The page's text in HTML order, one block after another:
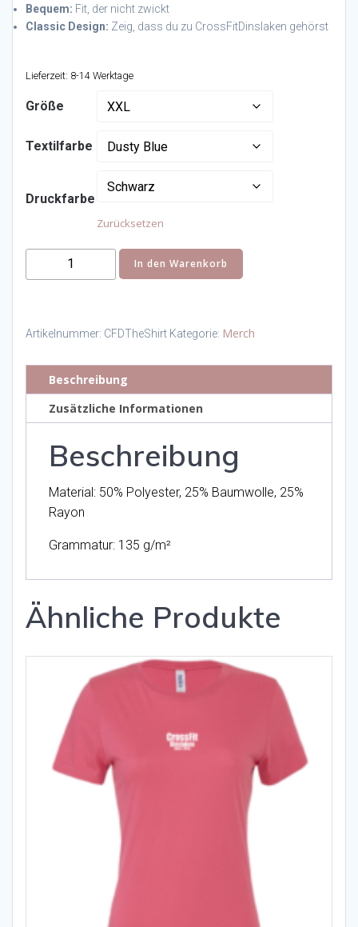
Bequem: Fit, der nicht zwickt
Classic Design: Zeig, dass du zu CrossFitDinslaken gehörst
Lieferzeit: 8-14 Werktage
Größe
Textilfarbe
Druckfarbe
Zurücksetzen
CrossFit
Classic
Menge
In den Warenkorb
Artikelnummer: CFDTheShirt Kategorie: Merch
Beschreibung
Zusätzliche Informationen
Beschreibung
Material: 50% Polyester, 25% Baumwolle, 25%
Rayon
Grammatur: 135 g/m²
Ähnliche Produkte